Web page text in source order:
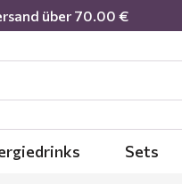
über 70.00 €
Sets